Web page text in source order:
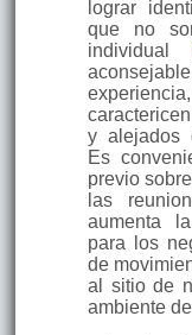
lograr
que no
individual
y alejados
Es
previo
las
aumenta
para los
de
al sitio de
ambiente